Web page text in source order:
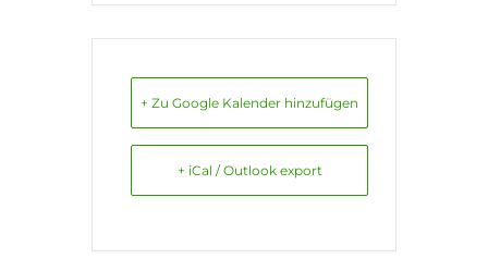
+ Zu Google Kalender hinzufügen
+ iCal / Outlook export